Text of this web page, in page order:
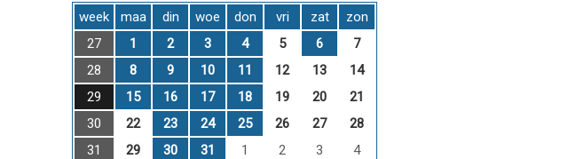
week maa din woe don vri zat
zon
27
1 2 3 4 5 6
7
28
8 9 10 11 12 13
14
29
15 16 17 18 19 20
21
30
22 23 24 25 26 27
28
31
29 30 31 1 2 3
4